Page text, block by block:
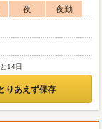
夜
夜勤
14日
りあえず保存